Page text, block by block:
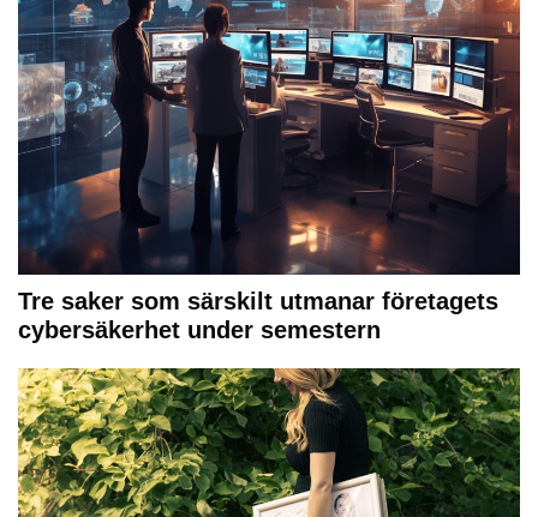
Tre saker som särskilt utmanar företagets
cybersäkerhet under semestern